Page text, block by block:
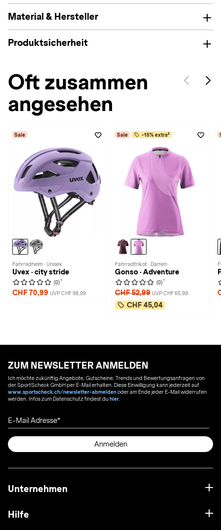
Material & Hersteller
Produktsicherheit
Oft zusammen
angesehen
Sale
Fahrradhelm · Unisex
Uvex · city stride
(0) 1
CHF 70,99 UVP CHF 98,99
Sale -15% extra²
Fahrradtrikot · Damen
Gonso · Adventure
(0) 1
CHF 52,99 UVP CHF 65,99
CHF 45,04
ZUM NEWSLETTER ANMELDEN
Ich möchte zukünftig Angebote, Gutscheine, Trends und Bewertungsanfragen von
der SportScheck GmbH per E-Mail erhalten. Diese Einwilligung kann jederzeit auf
www.sportscheck.ch/newsletter-abmeldenoder am Ende jeder E-Mail widerrufen
werden. Infos zum Datenschutz findest duhier
E-Mail Adresse
Anmelden
Unternehmen
Hilfe